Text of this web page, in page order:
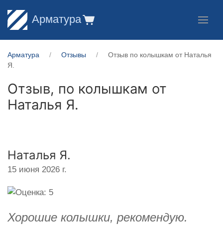
Арматура
Арматура Отзывы
Отзыв по колышкам от Наталья
Я.
Отзыв, по колышкам от
Наталья Я.
Наталья Я.
15 июня 2026 г.
Хорошие колышки, рекомендую.